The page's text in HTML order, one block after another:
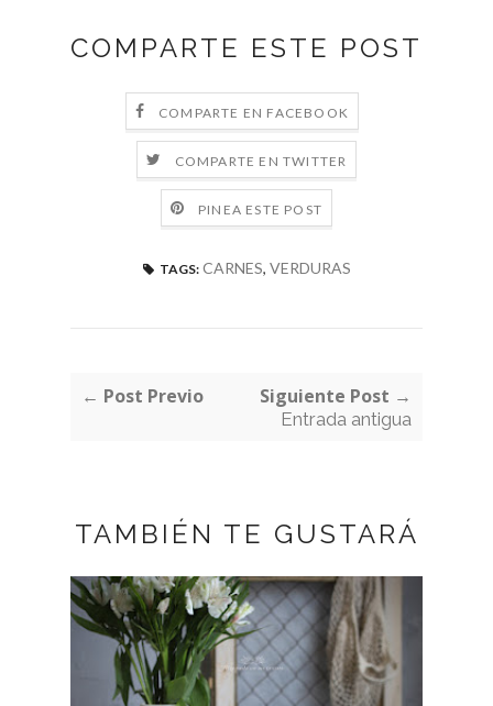
COMPARTE ESTE POST
COMPARTE EN FACEBOOK
COMPARTE EN TWITTER
PINEA ESTE POST
TAGS: CARNES, VERDURAS
← Post Previo Siguiente Post →
Entrada antigua
TAMBIÉN TE GUSTARÁ